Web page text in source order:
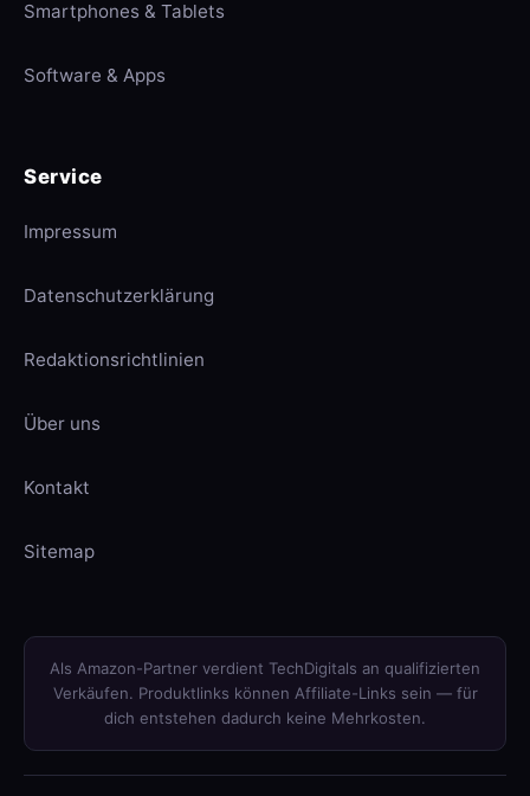
Smartphones & Tablets
Software & Apps
Service
Impressum
Datenschutzerklärung
Redaktionsrichtlinien
Über uns
Kontakt
Sitemap
Als Amazon-Partner verdient TechDigitals an qualifizierten
Verkäufen. Produktlinks können Affiliate-Links sein — für
dich entstehen dadurch keine Mehrkosten.